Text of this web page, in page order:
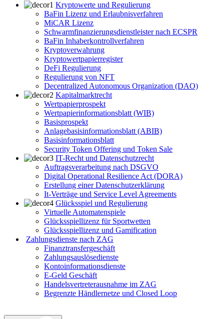
Kryptowerte und Regulierung
BaFin Lizenz und Erlaubnisverfahren
MiCAR Lizenz
Schwarmfinanzierungsdienstleister nach ECSPR
BaFin Inhaberkontrollverfahren
Kryptoverwahrung
Kryptowertpapierregister
DeFi Regulierung
Regulierung von NFT
Decentralized Autonomous Organization (DAO)
Kapitalmarktrecht
Wertpapierprospekt
Wertpapierinformationsblatt (WIB)
Basisprospekt
Anlagebasisinformationsblatt (ABIB)
Basisinformationsblatt
Security Token Offering und Token Sale
IT-Recht und Datenschutzrecht
Auftragsverarbeitung nach DSGVO
Digital Operational Resilience Act (DORA)
Erstellung einer Datenschutzerklärung
It-Verträge und Service Level Agreements
Glücksspiel und Regulierung
Virtuelle Automatenspiele
Glücksspiellizenz für Sportwetten
Glücksspiellizenz und Gamification
Zahlungsdienste nach ZAG
Finanztransfergeschäft
Zahlungsauslösedienste
Kontoinformationsdienste
E-Geld Geschäft
Handelsvertreterausnahme im ZAG
Begrenzte Händlernetze und Closed Loop